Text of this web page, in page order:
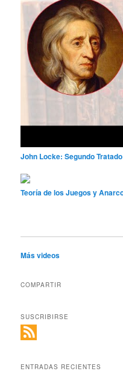
John Locke: Segundo
Teoría de los Juegos y
Más videos
COMPARTIR
SUSCRIBIRSE
ENTRADAS RECIENTES